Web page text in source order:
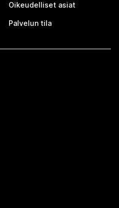
Oikeudelliset asiat
Palvelun tila